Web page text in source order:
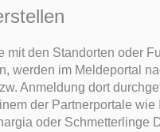
mit den Standorten oder
werden im Meldeportal
Anmeldung dort
der Partnerportale wie
oder Schmetterlinge